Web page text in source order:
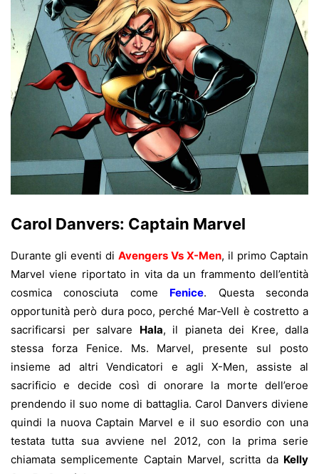
Carol Danvers: Captain Marvel
Durante gli eventi di Avengers Vs X-Men, il primo Captain
Marvel viene riportato in vita da un frammento dell’entità
cosmica conosciuta come Fenice. Questa seconda
opportunità però dura poco, perché Mar-Vell è costretto a
sacrificarsi per salvare Hala, il pianeta dei Kree, dalla
stessa forza Fenice. Ms. Marvel, presente sul posto
insieme ad altri Vendicatori e agli X-Men, assiste al
sacrificio e decide così di onorare la morte dell’eroe
prendendo il suo nome di battaglia. Carol Danvers diviene
quindi la nuova Captain Marvel e il suo esordio con una
testata tutta sua avviene nel 2012, con la prima serie
chiamata semplicemente Captain Marvel, scritta da Kelly